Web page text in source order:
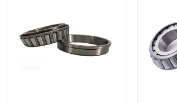
見積もりをリクエストしてくださ